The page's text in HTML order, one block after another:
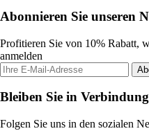
Abonnieren Sie unseren
Profitieren Sie von 10% Rabatt,
anmelden
Bleiben Sie in Verbindung
Folgen Sie uns in den sozialen